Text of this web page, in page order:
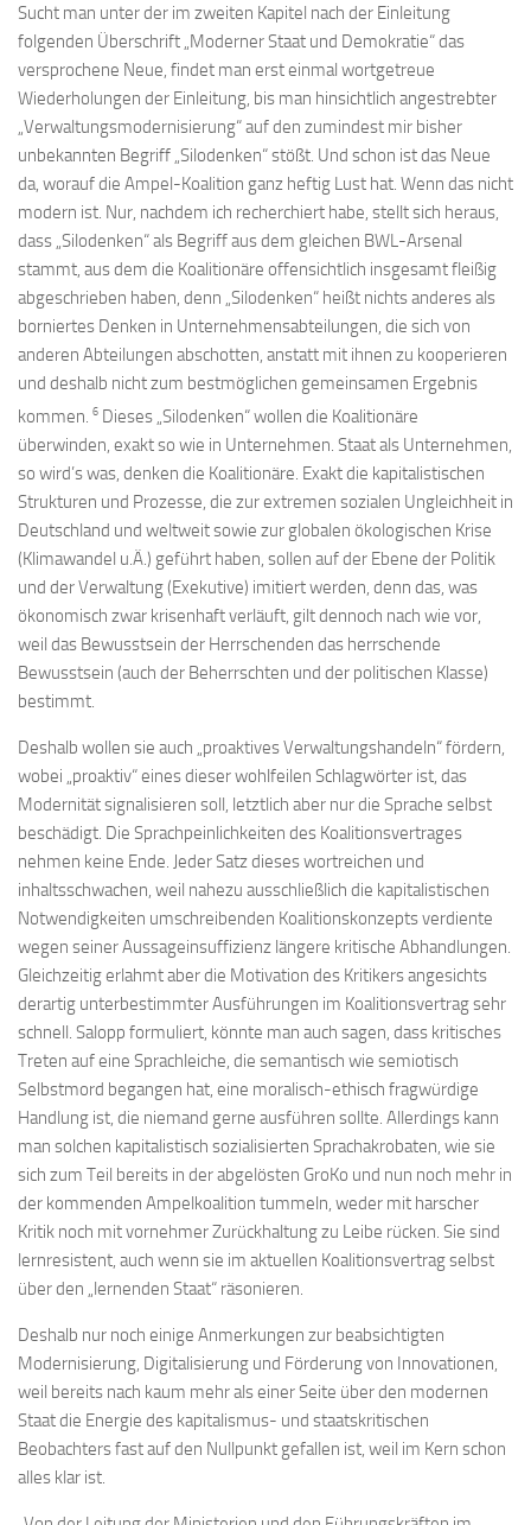
Sucht man unter der im zweiten Kapitel nach der Einleitung
folgenden Überschrift „Moderner Staat und Demokratie“ das
versprochene Neue, findet man erst einmal wortgetreue
Wiederholungen der Einleitung, bis man hinsichtlich angestrebter
„Verwaltungsmodernisierung“ auf den zumindest mir bisher
unbekannten Begriff „Silodenken“ stößt. Und schon ist das Neue
da, worauf die Ampel-Koalition ganz heftig Lust hat. Wenn das nicht
modern ist. Nur, nachdem ich recherchiert habe, stellt sich heraus,
dass „Silodenken“ als Begriff aus dem gleichen BWL-Arsenal
stammt, aus dem die Koalitionäre offensichtlich insgesamt fleißig
abgeschrieben haben, denn „Silodenken“ heißt nichts anderes als
borniertes Denken in Unternehmensabteilungen, die sich von
anderen Abteilungen abschotten, anstatt mit ihnen zu kooperieren
und deshalb nicht zum bestmöglichen gemeinsamen Ergebnis
kommen. 6 Dieses „Silodenken“ wollen die Koalitionäre
überwinden, exakt so wie in Unternehmen. Staat als Unternehmen,
so wird’s was, denken die Koalitionäre. Exakt die kapitalistischen
Strukturen und Prozesse, die zur extremen sozialen Ungleichheit in
Deutschland und weltweit sowie zur globalen ökologischen Krise
(Klimawandel u.Ä.) geführt haben, sollen auf der Ebene der Politik
und der Verwaltung (Exekutive) imitiert werden, denn das, was
ökonomisch zwar krisenhaft verläuft, gilt dennoch nach wie vor,
weil das Bewusstsein der Herrschenden das herrschende
Bewusstsein (auch der Beherrschten und der politischen Klasse)
bestimmt.
Deshalb wollen sie auch „proaktives Verwaltungshandeln“ fördern,
wobei „proaktiv“ eines dieser wohlfeilen Schlagwörter ist, das
Modernität signalisieren soll, letztlich aber nur die Sprache selbst
beschädigt. Die Sprachpeinlichkeiten des Koalitionsvertrages
nehmen keine Ende. Jeder Satz dieses wortreichen und
inhaltsschwachen, weil nahezu ausschließlich die kapitalistischen
Notwendigkeiten umschreibenden Koalitionskonzepts verdiente
wegen seiner Aussageinsuffizienz längere kritische Abhandlungen.
Gleichzeitig erlahmt aber die Motivation des Kritikers angesichts
derartig unterbestimmter Ausführungen im Koalitionsvertrag sehr
schnell. Salopp formuliert, könnte man auch sagen, dass kritisches
Treten auf eine Sprachleiche, die semantisch wie semiotisch
Selbstmord begangen hat, eine moralisch-ethisch fragwürdige
Handlung ist, die niemand gerne ausführen sollte. Allerdings kann
man solchen kapitalistisch sozialisierten Sprachakrobaten, wie sie
sich zum Teil bereits in der abgelösten GroKo und nun noch mehr in
der kommenden Ampelkoalition tummeln, weder mit harscher
Kritik noch mit vornehmer Zurückhaltung zu Leibe rücken. Sie sind
lernresistent, auch wenn sie im aktuellen Koalitionsvertrag selbst
über den „lernenden Staat“ räsonieren.
Deshalb nur noch einige Anmerkungen zur beabsichtigten
Modernisierung, Digitalisierung und Förderung von Innovationen,
weil bereits nach kaum mehr als einer Seite über den modernen
Staat die Energie des kapitalismus- und staatskritischen
Beobachters fast auf den Nullpunkt gefallen ist, weil im Kern schon
alles klar ist.